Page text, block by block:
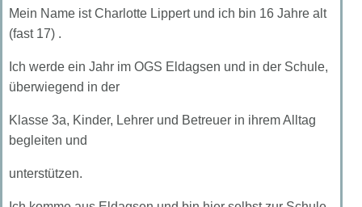
Mein Name ist Charlotte Lippert und ich bin 16 Jahre alt
(fast 17) .
Ich werde ein Jahr im OGS Eldagsen und in der Schule,
überwiegend in der
Klasse 3a, Kinder, Lehrer und Betreuer in ihrem Alltag
begleiten und
unterstützen.